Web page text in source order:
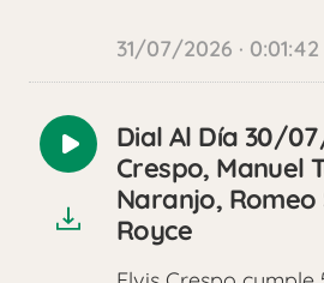
31/07/2026 · 0:01:42
Reproducir
audio
Dial Al Día 30/
Crespo, Manuel
Naranjo, Romeo
Royce